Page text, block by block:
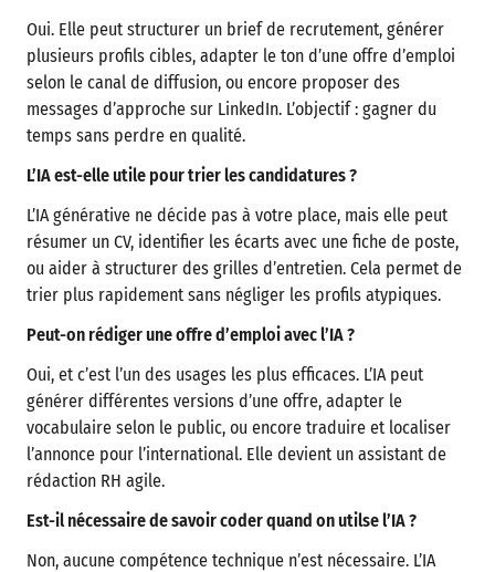
Oui. Elle peut structurer un brief de recrutement, générer
plusieurs profils cibles, adapter le ton d’une offre d’emploi
selon le canal de diffusion, ou encore proposer des
messages d’approche sur LinkedIn. L’objectif : gagner du
temps sans perdre en qualité.
L’IA est-elle utile pour trier les candidatures ?
L’IA générative ne décide pas à votre place, mais elle peut
résumer un CV, identifier les écarts avec une fiche de poste,
ou aider à structurer des grilles d’entretien. Cela permet de
trier plus rapidement sans négliger les profils atypiques.
Peut-on rédiger une offre d’emploi avec l’IA ?
Oui, et c’est l’un des usages les plus efficaces. L’IA peut
générer différentes versions d’une offre, adapter le
vocabulaire selon le public, ou encore traduire et localiser
l’annonce pour l’international. Elle devient un assistant de
rédaction RH agile.
Est-il nécessaire de savoir coder quand on utilse l’IA ?
Non, aucune compétence technique n’est nécessaire. L’IA